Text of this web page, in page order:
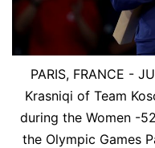
PARIS, FRANCE -
Krasniqi of Team
during the Women -
the Olympic Games